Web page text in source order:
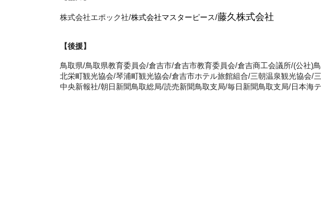
株式会社エポック社/株式会社マスターピース/藤久株式会社
【後援】
鳥取県/鳥取県教育委員会/倉吉市/倉吉市教育委員会/倉吉商工会議所/(公社)
北栄町観光協会/琴浦町観光協会/倉吉市ホテル旅館組合/三朝温泉観光協会
中央新報社/朝日新聞鳥取総局/読売新聞鳥取支局/毎日新聞鳥取支局/日本